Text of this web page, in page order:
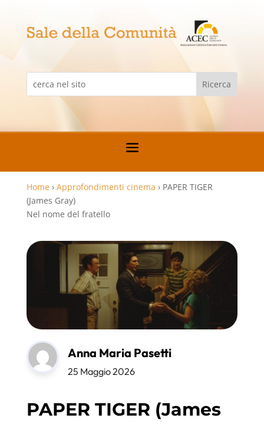
Home › Approfondimenti cinema › PAPER TIGER
(James Gray)
Nel nome del fratello
Anna Maria Pasetti
25 Maggio 2026
PAPER TIGER (James